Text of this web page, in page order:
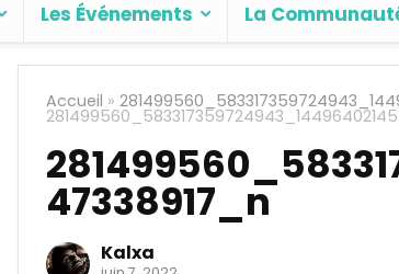
Les Événements La
Accueil »
47338917_n
Kalxa